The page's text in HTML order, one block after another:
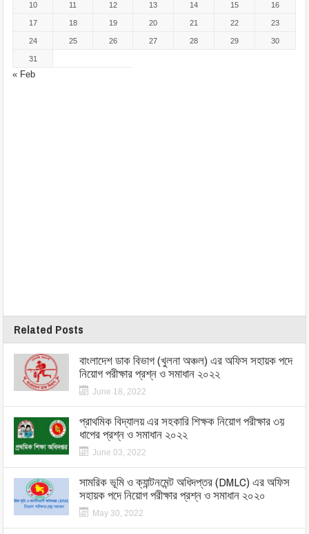
« Feb
10 11 12 13 14 15 16
17 18 19 20 21 22 23
24 25 26 27 28 29 30
31
Related Posts
বাংলাদেশ ডাক বিভাগ (খুলনা অঞ্চল) এর অফিস সহায়ক পদে
নিয়োগ পরীক্ষার প্রশ্ন ও সমাধান ২০২২
June 18, 2022
প্রাথমিক বিদ্যালয় এর সহকারি শিক্ষক নিয়োগ পরীক্ষার ৩য়
ধাপের প্রশ্ন ও সমাধান ২০২২
June 03, 2022
সামরিক ভূমি ও ক্যান্টনমেন্ট অধিদপ্তর (DMLC) এর অফিস
সহায়ক পদে নিয়োগ পরীক্ষার প্রশ্ন ও সমাধান ২০২০
May 30, 2022